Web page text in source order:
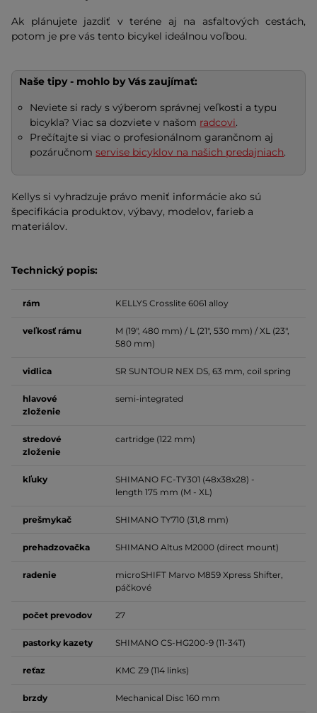
Ak plánujete jazdiť v teréne aj na asfaltových cestách,
potom je pre vás tento bicykel ideálnou voľbou.
Naše tipy - mohlo by Vás zaujímať:
Neviete si rady s výberom správnej veľkosti a typu
bicykla? Viac sa dozviete v našom radcovi.
Prečítajte si viac o profesionálnom garančnom aj
pozáručnomservise bicyklov na našich predajniach.
Kellys si vyhradzuje právo meniť informácie ako sú
špecifikácia produktov, výbavy, modelov, farieb a
materiálov.
Technický popis:
rám KELLYS Crosslite 6061 alloy
veľkosť rámu
M (19", 480 mm) / L (21", 530 mm) / XL (23",
580 mm)
vidlica SR SUNTOUR NEX DS, 63 mm, coil spring
hlavové
zloženie
semi-integrated
stredové
zloženie
cartridge (122 mm)
kľuky
SHIMANO FC-TY301 (48x38x28) -
length 175 mm (M - XL)
prešmykač SHIMANO TY710 (31,8 mm)
prehadzovačka SHIMANO Altus M2000 (direct mount)
radenie
microSHIFT Marvo M859 Xpress Shifter,
páčkové
počet prevodov 27
pastorky kazety SHIMANO CS-HG200-9 (11-34T)
reťaz KMC Z9 (114 links)
brzdy Mechanical Disc 160 mm